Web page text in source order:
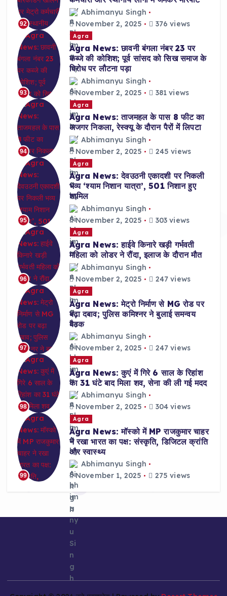
92
Abhimanyu Singh
November 2, 2025
376 views
93
Agra
Agra News: छावनी बंगला नंबर 23 पर
कब्जे की कोशिश; पूर्व सांसद को सिख समाज के
विरोध पर लौटना पड़ा
Abhimanyu Singh
November 2, 2025
381 views
94
Agra
Agra News: ताजमहल के पास 8 फीट का
अजगर निकला, रेस्क्यू के दौरान पैरों में लिपटा
Abhimanyu Singh
November 2, 2025
245 views
95
Agra
Agra News: देवउठनी एकादशी पर निकली
भव्य ‘श्याम निशान यात्रा’, 501 निशान हुए
शामिल
Abhimanyu Singh
November 2, 2025
303 views
96
Agra
Agra News: हाईवे किनारे खड़ी गर्भवती
महिला को लोडर ने रौंदा, इलाज के दौरान मौत
Abhimanyu Singh
November 2, 2025
247 views
97
Agra
Agra News: मेट्रो निर्माण से MG रोड पर
बढ़ा दबाव; पुलिस कमिश्नर ने बुलाई समन्वय
बैठक
Abhimanyu Singh
November 2, 2025
247 views
98
Agra
Agra News: कुएं में गिरे 6 साल के रिहांश
का 31 घंटे बाद मिला शव, सेना की ली गई मदद
Abhimanyu Singh
November 2, 2025
304 views
99
Agra
Agra News: मॉस्को में MP राजकुमार चाहर
ने रखा भारत का पक्ष: संस्कृति, डिजिटल क्रांति
और स्वास्थ्य
Abhimanyu Singh
November 1, 2025
275 views